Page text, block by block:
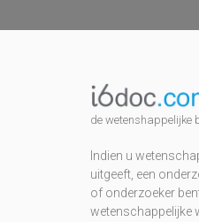
de wetenshappelijke
Indien u
uitgeeft, een
of onderzoeker
wetenschappelijke